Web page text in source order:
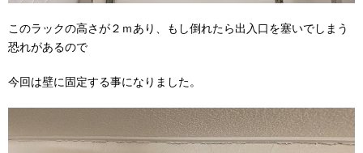
このラックの高さが２ｍあり、もし倒れたら出入口を塞いでしまう
恐れがあるので
今回は壁に固定する事になりました。